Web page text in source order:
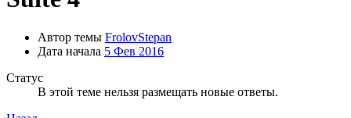
Автор темы FrolovStepan
Дата начала 5 Фев 2016
Статус
В этой теме нельзя размещать новые ответы.